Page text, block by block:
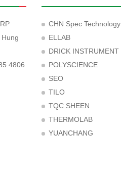
4806
CHN Spec Technology
ELLAB
DRICK INSTRUMENT
POLYSCIENCE
SEO
TILO
TQC SHEEN
THERMOLAB
YUANCHANG